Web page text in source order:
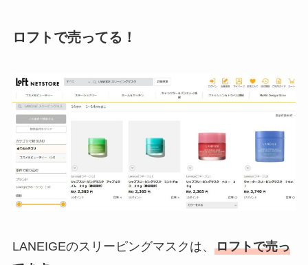
ロフトで売ってる！
LANEIGEのスリーピングマスクは、 ロフトで売っ